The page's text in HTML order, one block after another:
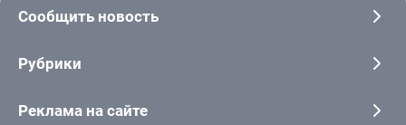
Сообщить новость
Рубрики
Реклама на сайте